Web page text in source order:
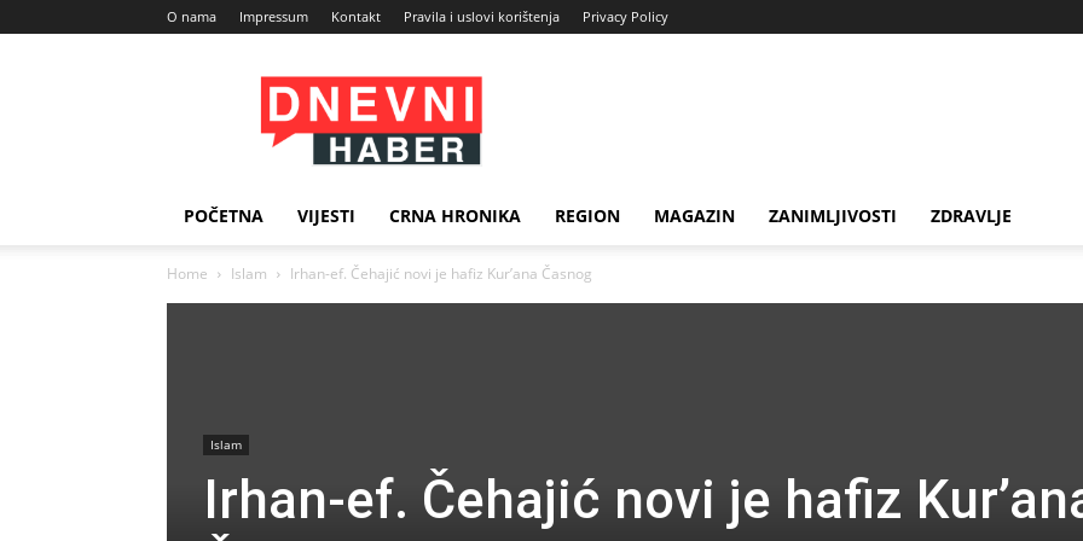
O nama Impressum Kontakt Pravila i uslovi korištenja Privacy Policy
Dnevni
Haber
POČETNA VIJESTI CRNA HRONIKA REGION MAGAZIN ZANIMLJIVOSTI ZDRAVLJE
Home Islam Irhan-ef. Čehajić novi je hafiz Kur’ana Časnog
Islam
Irhan-ef. Čehajić novi je hafiz